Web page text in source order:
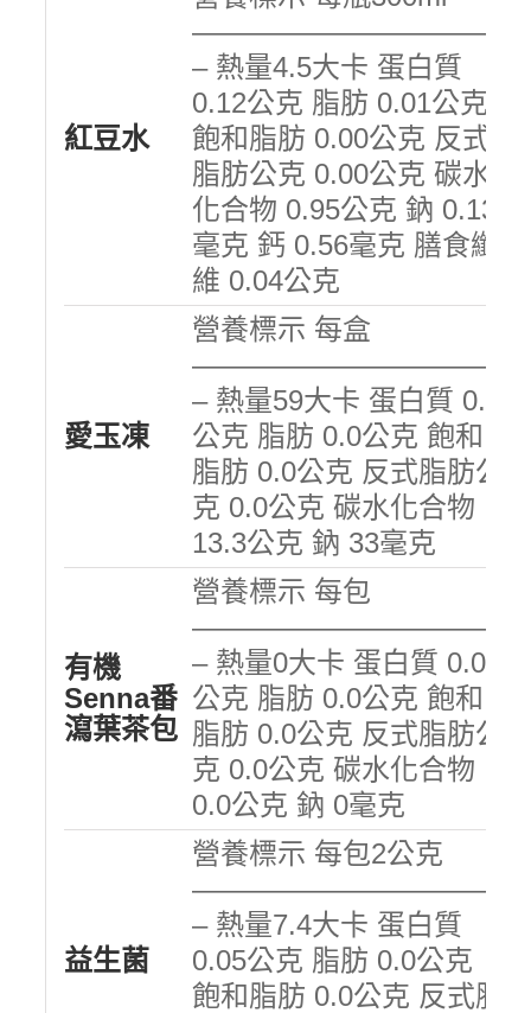
紅豆水
———————————
– 熱量4.5大卡 蛋白質
0.12公克 脂肪 0.01公克
飽和脂肪 0.00公克 反式
脂肪公克 0.00公克 碳水
化合物 0.95公克 鈉 0.13
毫克 鈣 0.56毫克 膳食纖
維 0.04公克
愛玉凍
營養標示 每盒
———————————
– 熱量59大卡 蛋白質 0.0
公克 脂肪 0.0公克 飽和
脂肪 0.0公克 反式脂肪公
克 0.0公克 碳水化合物
13.3公克 鈉 33毫克
有機
Senna番
瀉葉茶包
營養標示 每包
———————————
– 熱量0大卡 蛋白質 0.0
公克 脂肪 0.0公克 飽和
脂肪 0.0公克 反式脂肪公
克 0.0公克 碳水化合物
0.0公克 鈉 0毫克
益生菌
營養標示 每包2公克
———————————
– 熱量7.4大卡 蛋白質
0.05公克 脂肪 0.0公克
飽和脂肪 0.0公克 反式脂